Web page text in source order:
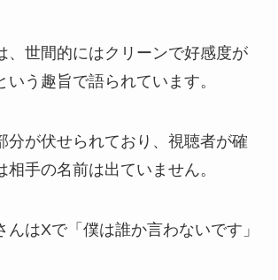
、世間的にはクリーンで好感度が
いう趣旨で語られています。
分が伏せられており、視聴者が確
相手の名前は出ていません。
んはXで「僕は誰か言わないです」